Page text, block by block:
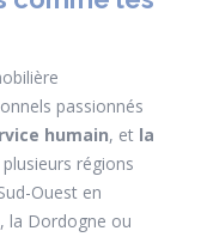
passionnés
humain, et la
régions
Ouest en
la Dordogne ou